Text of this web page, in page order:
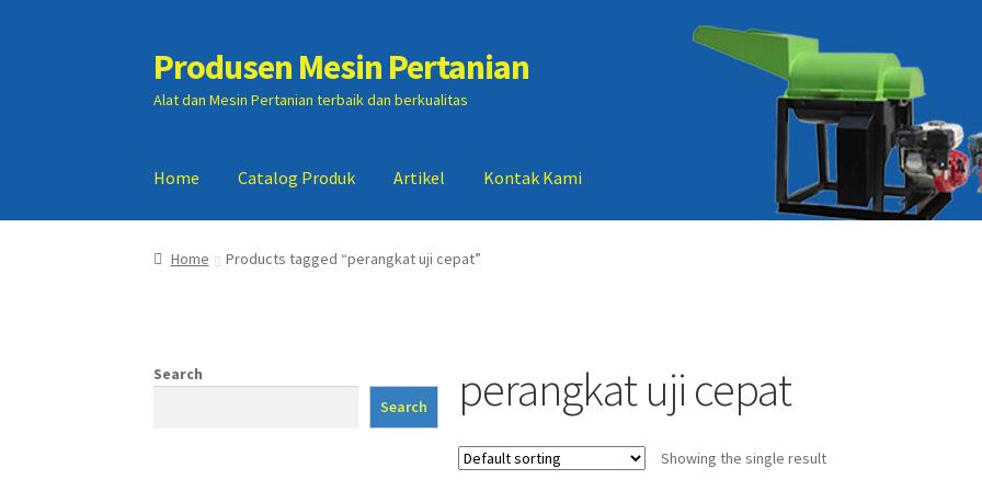
Skip
to
navigation
Skip
to
content
Produsen Mesin Pertanian
Alat dan Mesin Pertanian terbaik dan berkualitas
Home Catalog Produk Artikel Kontak Kami
Home Artikel Cart Checkout Kontak Kami My account
Home Products tagged “perangkat uji cepat”
perangkat uji cepat
Showing the single result
Search
Search